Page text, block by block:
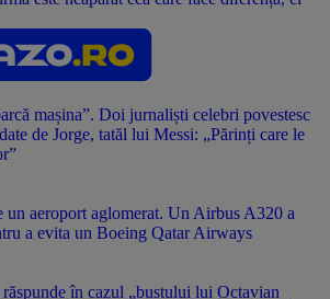
mașina”. Doi jurnaliști celebri povestesc
de Jorge, tatăl lui Messi: „Părinți care le
un aeroport aglomerat. Un Airbus A320 a
a evita un Boeing Qatar Airways
în cazul „bustului lui Octavian